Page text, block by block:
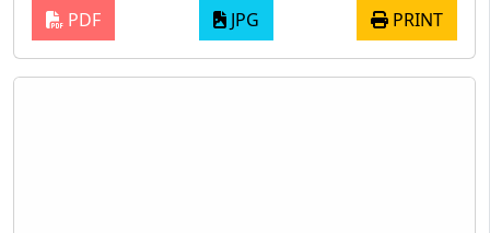
PDF JPG PRINT